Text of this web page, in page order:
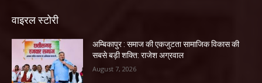
वाइरल स्टोरी
अम्बिकापुर : समाज की एकजुटता सामाजिक विकास की
सबसे बड़ी शक्ति: राजेश अग्रवाल
August 7, 2026